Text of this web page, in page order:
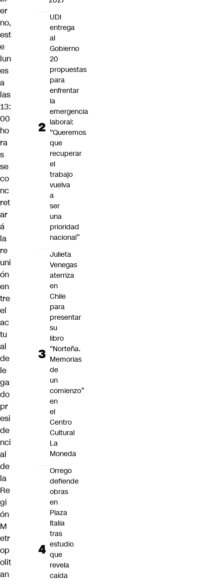
er
no,
est
e
lun
es
a
las
13:
00
ho
ra
s
se
co
nc
ret
ar
á
la
re
uni
ón
en
tre
el
ac
tu
al
de
le
ga
do
pr
esi
de
nci
al
de
la
Re
gi
ón
M
etr
op
olit
an
UDI
entrega
al
Gobierno
20
propuestas
para
enfrentar
la
emergencia
laboral:
“Queremos
que
recuperar
el
trabajo
vuelva
a
ser
una
prioridad
nacional”
Julieta
Venegas
aterriza
en
Chile
para
presentar
su
libro
“Norteña.
Memorias
de
un
comienzo”
en
el
Centro
Cultural
La
Moneda
Orrego
defiende
obras
en
Plaza
Italia
tras
estudio
que
revela
caída